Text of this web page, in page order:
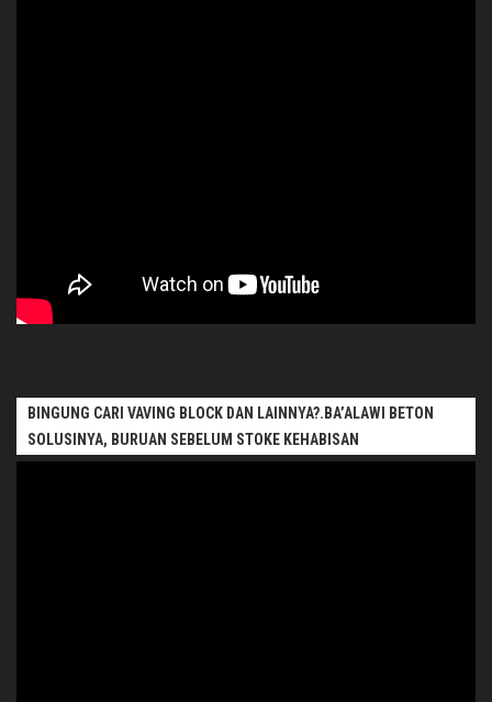
BINGUNG CARI VAVING BLOCK DAN LAINNYA?.BA’ALAWI BETON
SOLUSINYA, BURUAN SEBELUM STOKE KEHABISAN